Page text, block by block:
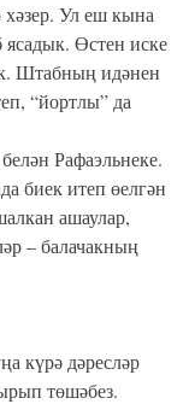
хәзер. Ул еш кына
Өстен иске
Штабның идәнен
“йортлы” да
Рафаэльнеке.
биек итеп өелгән
ашаулар,
– балачакның
күрә дәресләр
төшәбез.